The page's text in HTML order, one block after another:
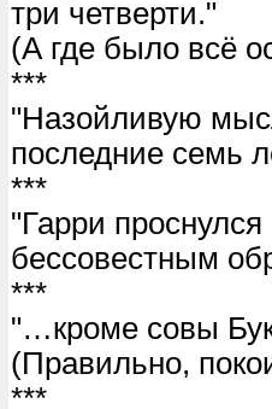
три четверти."
(А где было всё
***
"Назойливую
последние семь
***
"Гарри
бессовестным
***
"…кроме совы
(Правильно,
***